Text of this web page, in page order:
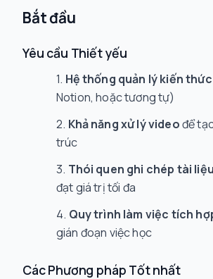
Bắt đầu
Yêu cầu Thiết yếu
Hệ thống quản lý kiến thức
Notion, hoặc tương tự)
Khả năng xử lý videođể
trúc
Thói quen ghi chép tài
đạt giá trị tối đa
Quy trình làm việc tích
gián đoạn việc học
Các Phương pháp Tốt nhất